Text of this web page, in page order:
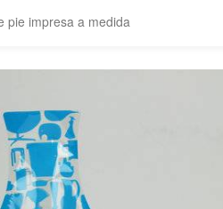
pie impresa a medida